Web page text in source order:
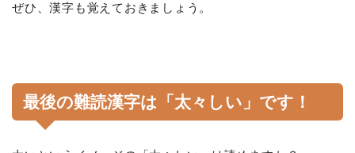
ぜひ、漢字も覚えておきましょう。
最後の難読漢字は「太々しい」です！